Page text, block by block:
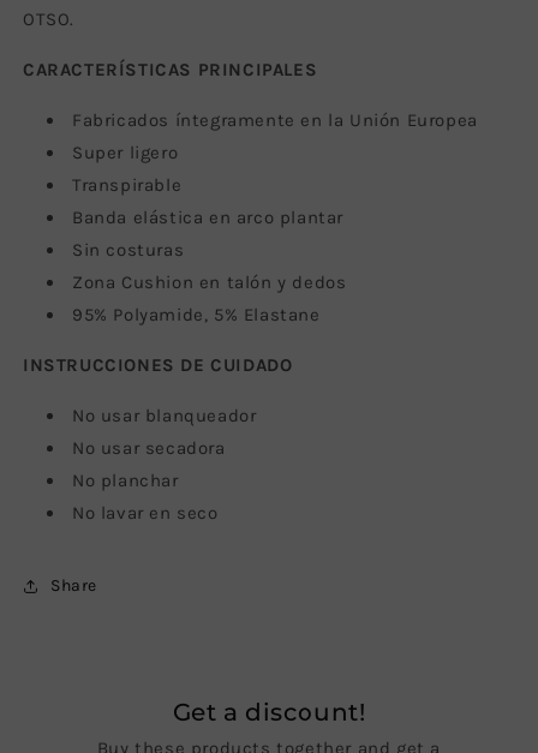
OTSO.
CARACTERÍSTICAS PRINCIPALES
Fabricados íntegramente en la Unión Europea
Super ligero
Transpirable
Banda elástica en arco plantar
Sin costuras
Zona Cushion en talón y dedos
95% Polyamide, 5% Elastane
INSTRUCCIONES DE CUIDADO
No usar blanqueador
No usar secadora
No planchar
No lavar en seco
Share
Get a discount!
Buy these products together and get a